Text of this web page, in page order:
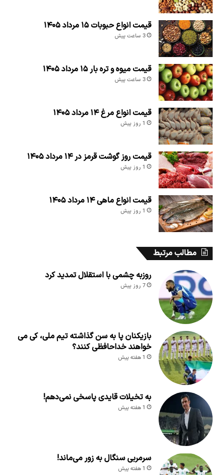
قیمت انواع حبوبات ۱۵ مرداد ۱۴۰۵
3 ساعت پیش
قیمت میوه و تره بار ۱۵ مرداد ۱۴۰۵
3 ساعت پیش
قیمت انواع مرغ ۱۴ مرداد ۱۴۰۵
1 روز پیش
قیمت روز گوشت قرمز در ۱۴ مرداد ۱۴۰۵
1 روز پیش
قیمت انواع ماهی ۱۴ مرداد ۱۴۰۵
1 روز پیش
مطالب مرتبط
روزبه چشمی با استقلال تمدید کرد
7 روز پیش
بازیکنان پا به سن گذاشته تیم ملی، کی می
خواهند خداحافظی کنند؟
1 هفته پیش
به تخیلات قایدی پاسخی نمی‌دهم!
1 هفته پیش
سرمربی سنگال به زور می‌ماند!
1 هفته پیش